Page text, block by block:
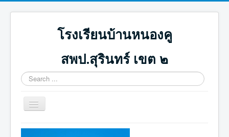
โรงเรียนบ้านหนองคู
สพป.สุรินทร์ เขต ๒
Search
...
Toggle
Navigation
หน้าแรก